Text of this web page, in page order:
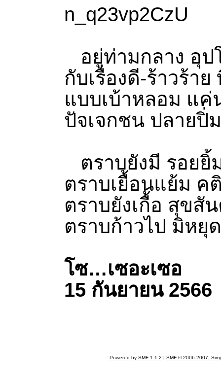
n_q23vp2CzU
อยู่ท่ามกลาง อุป
กับเรื่องดี-ร้าวร้า
แบบเบ้าหลอม แค่
ปัจเจกชน ปลายปิ่
ตราบยังมี รอยยิ้
ตราบเยื้อนแย้ม
ตราบยังเกื้อ สุขสั
ตราบก้าวไป มิหยุ
โซ…เซอะเซอ
15 กันยายน 2566
Powered by SMF 1.1.2 | SMF © 2006-2007,